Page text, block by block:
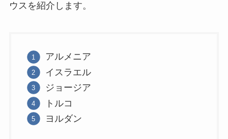
ウスを紹介します。
アルメニア
イスラエル
ジョージア
トルコ
ヨルダン